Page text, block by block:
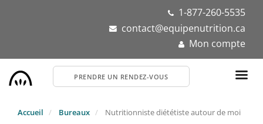
1-877-260-5535
contact@equipenutrition.ca
Mon compte
PRENDRE UN RENDEZ-VOUS
Accueil Bureaux Nutritionniste diététiste autour de moi